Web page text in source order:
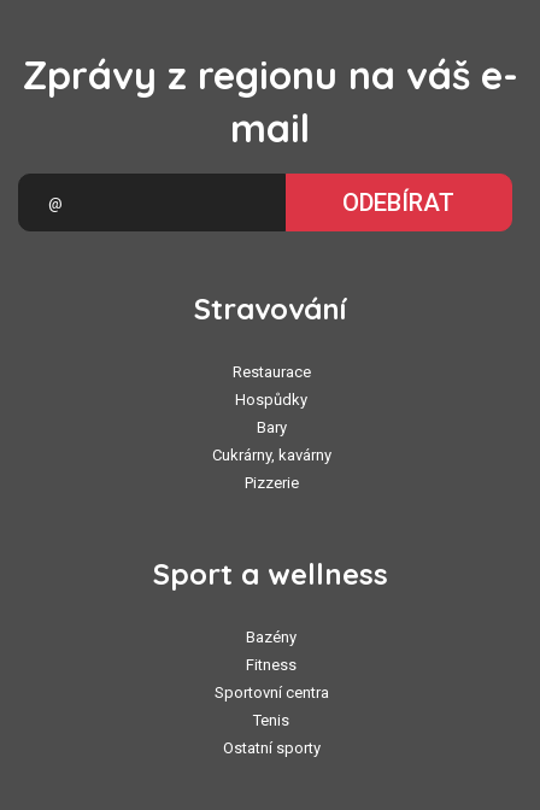
Zprávy z regionu na váš e-
mail
ODEBÍRAT
Stravování
Restaurace
Hospůdky
Bary
Cukrárny, kavárny
Pizzerie
Sport a wellness
Bazény
Fitness
Sportovní centra
Tenis
Ostatní sporty